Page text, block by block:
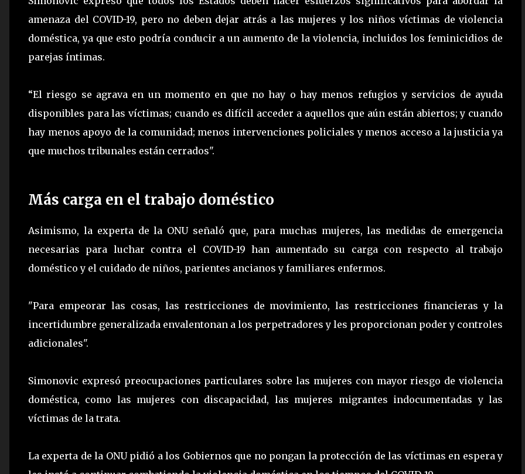
amenaza del COVID-19, pero no deben dejar atrás a las mujeres y los niños víctimas de violencia
doméstica, ya que esto podría conducir a un aumento de la violencia, incluidos los feminicidios de
parejas íntimas.
“El riesgo se agrava en un momento en que no hay o hay menos refugios y servicios de ayuda
disponibles para las víctimas; cuando es difícil acceder a aquellos que aún están abiertos; y cuando
hay menos apoyo de la comunidad; menos intervenciones policiales y menos acceso a la justicia ya
que muchos tribunales están cerrados".
Más carga en el trabajo doméstico
Asimismo, la experta de la ONU señaló que, para muchas mujeres, las medidas de emergencia
necesarias para luchar contra el COVID-19 han aumentado su carga con respecto al trabajo
doméstico y el cuidado de niños, parientes ancianos y familiares enfermos.
"Para empeorar las cosas, las restricciones de movimiento, las restricciones financieras y la
incertidumbre generalizada envalentonan a los perpetradores y les proporcionan poder y controles
adicionales".
Simonovic expresó preocupaciones particulares sobre las mujeres con mayor riesgo de violencia
doméstica, como las mujeres con discapacidad, las mujeres migrantes indocumentadas y las
víctimas de la trata.
La experta de la ONU pidió a los Gobiernos que no pongan la protección de las víctimas en espera y